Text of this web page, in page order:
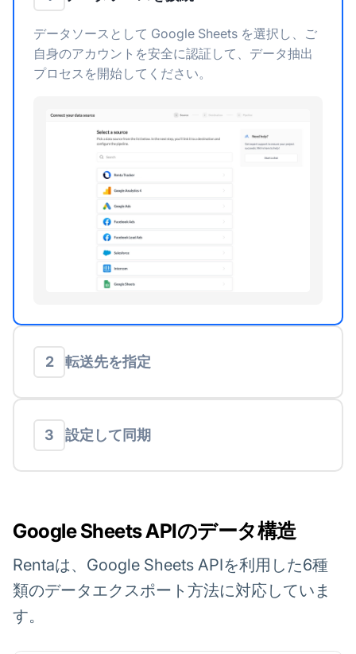
データソースとして Google Sheets を選択し、ご
自身のアカウントを安全に認証して、データ抽出
プロセスを開始してください。
2 転送先を指定
3 設定して同期
Google Sheets APIのデータ構造
Rentaは、Google Sheets APIを利用した6種
類のデータエクスポート方法に対応していま
す。